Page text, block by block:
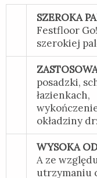
SZEROKA
Festfloor
szerokiej
posadzki,
łazienkach,
okładziny
WYSOKA
A ze
utrzymaniu